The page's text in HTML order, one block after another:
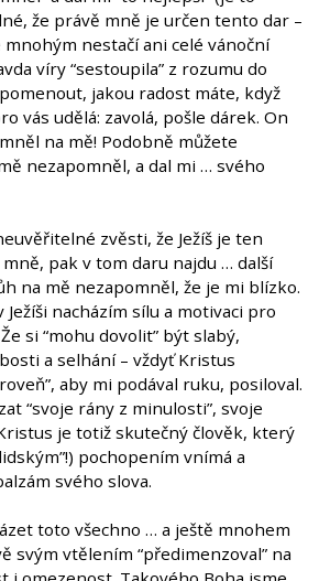
že právě mně je určen tento dar –
nestačí ani celé vánoční
víry “sestoupila” z rozumu do
jakou radost máte, když
vás udělá: zavolá, pošle dárek. On
na mě! Podobně můžete
nezapomněl, a dal mi … svého
zvěsti, že Ježíš je ten
pak v tom daru najdu … další
na mě nezapomněl, že je mi blízko.
Ježíši nacházím sílu a motivaci pro
si “mohu dovolit” být slabý,
a selhání – vždyť Kristus
aby mi podával ruku, posiloval.
“svoje rány z minulosti”, svoje
je totiž skutečný člověk, který
pochopením vnímá a
svého slova.
toto všechno … a ještě mnohem
svým vtělením “předimenzoval” na